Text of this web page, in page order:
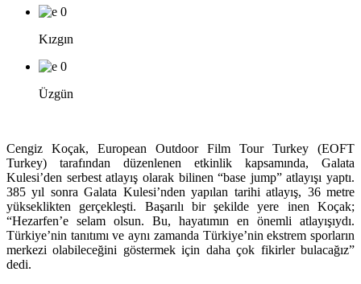
0
Kızgın
0
Üzgün
Cengiz Koçak, European Outdoor Film Tour Turkey (EOFT
Turkey) tarafından düzenlenen etkinlik kapsamında, Galata
Kulesi’den serbest atlayış olarak bilinen “base jump” atlayışı yaptı.
385 yıl sonra Galata Kulesi’nden yapılan tarihi atlayış, 36 metre
yükseklikten gerçekleşti. Başarılı bir şekilde yere inen Koçak;
“Hezarfen’e selam olsun. Bu, hayatımın en önemli atlayışıydı.
Türkiye’nin tanıtımı ve aynı zamanda Türkiye’nin ekstrem sporların
merkezi olabileceğini göstermek için daha çok fikirler bulacağız”
dedi.